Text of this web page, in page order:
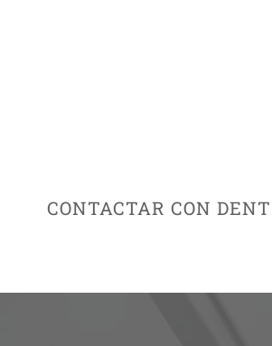
CONTACTAR CON